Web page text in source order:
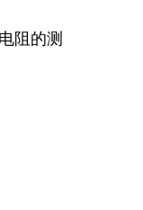
阻的测